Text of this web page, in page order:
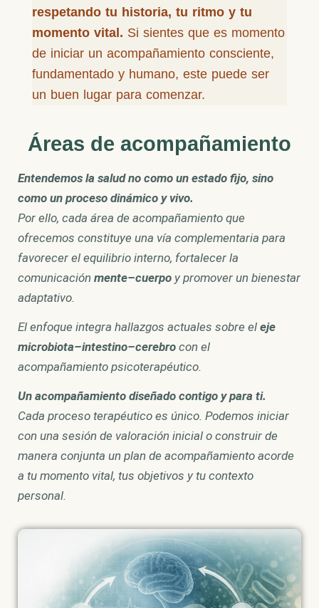
respetando tu historia, tu ritmo y tu
momento vital. Si sientes que es momento
de iniciar un acompañamiento consciente,
fundamentado y humano, este puede ser
un buen lugar para comenzar.
Áreas de acompañamiento
Entendemos la salud no como un estado fijo, sino
como un proceso dinámico y vivo.
Por ello, cada área de acompañamiento que
ofrecemos constituye una vía complementaria para
favorecer el equilibrio interno, fortalecer la
comunicación mente–cuerpo y promover un bienestar
adaptativo.
El enfoque integra hallazgos actuales sobre el eje
microbiota–intestino–cerebro con el
acompañamiento psicoterapéutico.
Un acompañamiento diseñado contigo y para ti.
Cada proceso terapéutico es único. Podemos iniciar
con una sesión de valoración inicial o construir de
manera conjunta un plan de acompañamiento acorde
a tu momento vital, tus objetivos y tu contexto
personal.